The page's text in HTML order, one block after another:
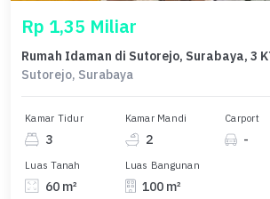
Rp 1,35 Miliar
Sutorejo, Surabaya
Kamar Tidur
3
Kamar Mandi
2
Carport
-
Luas Tanah
60 m²
Luas Bangunan
100 m²